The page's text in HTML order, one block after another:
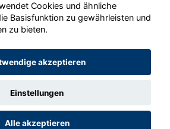
GmbH 2020 - 2026
Cookies und ähnliche
Basisfunktion zu gewährleisten und
zu bieten.
akzeptieren
Einstellungen
Alle akzeptieren